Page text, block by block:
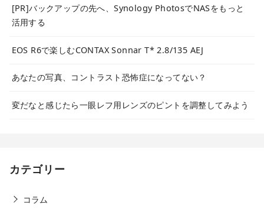
[PR]バックアップの先へ、Synology PhotosでNASをもっと
活用する
EOS R6で楽しむCONTAX Sonnar T* 2.8/135 AEJ
あなたの写真、コントラスト恐怖症になってない？
変だなと感じたら一眼レフ用レンズのピントを調整してみよう
カテゴリー
コラム